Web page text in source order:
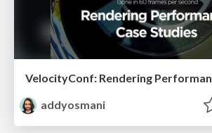
addyosmani